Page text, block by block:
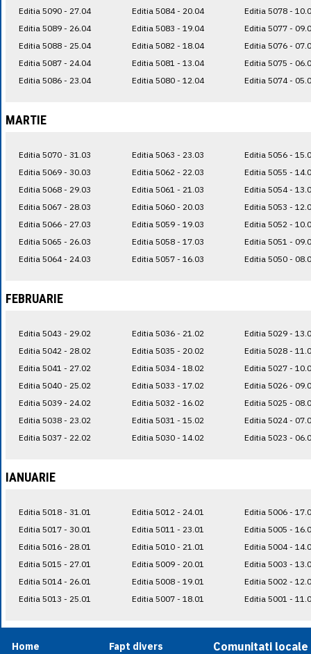
Editia 5090 - 27.04
Editia 5089 - 26.04
Editia 5088 - 25.04
Editia 5087 - 24.04
Editia 5086 - 23.04
Editia 5084 - 20.04
Editia 5083 - 19.04
Editia 5082 - 18.04
Editia 5081 - 13.04
Editia 5080 - 12.04
Editia 5078 -
Editia 5077 -
Editia 5076 -
Editia 5075 -
Editia 5074 -
MARTIE
Editia 5070 - 31.03
Editia 5069 - 30.03
Editia 5068 - 29.03
Editia 5067 - 28.03
Editia 5066 - 27.03
Editia 5065 - 26.03
Editia 5064 - 24.03
Editia 5063 - 23.03
Editia 5062 - 22.03
Editia 5061 - 21.03
Editia 5060 - 20.03
Editia 5059 - 19.03
Editia 5058 - 17.03
Editia 5057 - 16.03
Editia 5056 -
Editia 5055 -
Editia 5054 -
Editia 5053 -
Editia 5052 -
Editia 5051 -
Editia 5050 -
FEBRUARIE
Editia 5043 - 29.02
Editia 5042 - 28.02
Editia 5041 - 27.02
Editia 5040 - 25.02
Editia 5039 - 24.02
Editia 5038 - 23.02
Editia 5037 - 22.02
Editia 5036 - 21.02
Editia 5035 - 20.02
Editia 5034 - 18.02
Editia 5033 - 17.02
Editia 5032 - 16.02
Editia 5031 - 15.02
Editia 5030 - 14.02
Editia 5029 -
Editia 5028 -
Editia 5027 -
Editia 5026 -
Editia 5025 -
Editia 5024 -
Editia 5023 -
IANUARIE
Editia 5018 - 31.01
Editia 5017 - 30.01
Editia 5016 - 28.01
Editia 5015 - 27.01
Editia 5014 - 26.01
Editia 5013 - 25.01
Editia 5012 - 24.01
Editia 5011 - 23.01
Editia 5010 - 21.01
Editia 5009 - 20.01
Editia 5008 - 19.01
Editia 5007 - 18.01
Editia 5006 -
Editia 5005 -
Editia 5004 -
Editia 5003 -
Editia 5002 -
Editia 5001 -
Home
Fapt divers
Comunitati locale